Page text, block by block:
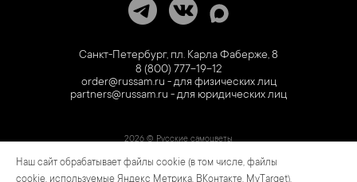
Санкт-Петербург, пл. Карла Фаберже, 8
8 (800) 777-19-12
order@russam.ru - для физических лиц
partners@russam.ru - для юридических лиц
2026 © Русские самоцветы
Предложение не является публичной офертой. Цены на сайте и в розничной сети
могут отличаться. Информация на сайте о товаре носит рекламный характер и
Наш сайт обрабатывает файлы cookie (в том числе, файлы
cookie, используемые Яндекс Метрика, ВКонтакте, MyTarget).